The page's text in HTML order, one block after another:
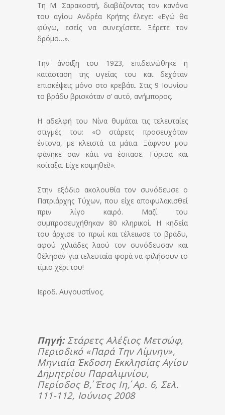
Τη Μ. Σαρακοστή, διαβάζοντας τον κανόνα
του αγίου Ανδρέα Κρήτης έλεγε: «Εγώ θα
φύγω, εσείς να συνεχίσετε. Ξέρετε τον
δρόμο…».
Την άνοιξη του 1923, επιδεινώθηκε η
κατάσταση της υγείας του και δεχόταν
επισκέψεις μόνο στο κρεβάτι. Στις 9 Ιουνίου
το βράδυ βρισκόταν σ’ αυτό, ανήμπορος.
Η αδελφή του Νίνα θυμάται τις τελευταίες
στιγμές του: «Ο στάρετς προσευχόταν
έντονα, με κλειστά τα μάτια. Ξάφνου μου
φάνηκε σαν κάτι να έσπασε. Γύρισα και
κοίταξα. Είχε κοιμηθεί!».
Στην εξόδιο ακολουθία τον συνόδευσε ο
Πατριάρχης Τύχων, που είχε αποφυλακισθεί
πριν λίγο καιρό. Μαζί του
συμπροσευχήθηκαν 80 κληρικοί. Η κηδεία
του άρχισε το πρωί και τέλειωσε το βράδυ,
αφού χιλιάδες λαού τον συνόδευσαν και
θέλησαν για τελευταία φορά να φιλήσουν το
τίμιο χέρι του!
Ιεροδ. Αυγουστίνος.
Πηγή:Στάρετς Αλέξιος Μετσώφ,
Περιοδικό «Παρά Την Λίμνην»,
Μηνιαία Έκδοση Εκκλησίας Αγίου
Δημητρίου Παραλιμνίου,
Περίοδος Β΄, Έτος Ιη΄, Αρ. 6, Σελ.
111-112, Ιούνιος 2008